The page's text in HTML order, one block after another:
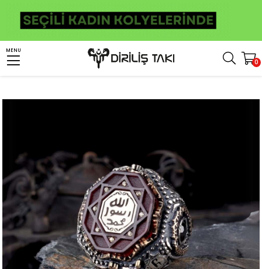
MENU
0
Erkek Gümüş Yüzük
Siyah Zirkon Taşlı Mührü Şerif Gümüş Yüzük